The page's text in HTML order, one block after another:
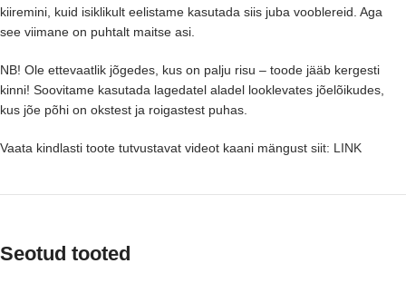
kiiremini, kuid isiklikult eelistame kasutada siis juba vooblereid. Aga
see viimane on puhtalt maitse asi.
NB! Ole ettevaatlik jõgedes, kus on palju risu – toode jääb kergesti
kinni! Soovitame kasutada lagedatel aladel looklevates jõelõikudes,
kus jõe põhi on okstest ja roigastest puhas.
Vaata kindlasti toote tutvustavat videot kaani mängust siit: LINK
Seotud tooted